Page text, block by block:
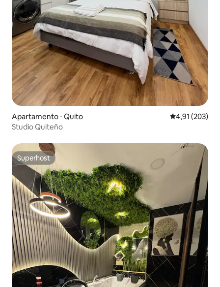
Apartamento ⋅ Quito 4,91 de uma
4,91 (203)
Studio Quiteño
Superhost
Superhost